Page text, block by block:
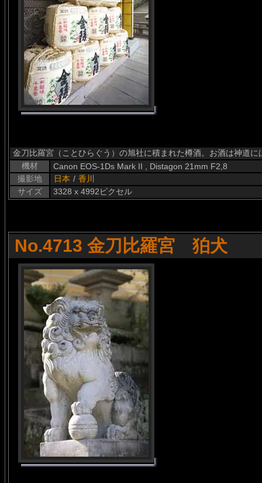
金刀比羅宮（ことひらぐう）の旭社に積まれた樽酒。お酒は神道に
機材
Canon EOS-1Ds Mark II , Distagon 21mm F2,8
撮影地
日本 / 香川
サイズ
3328 x 4992ピクセル
No.4713 金刀比羅宮 狛犬